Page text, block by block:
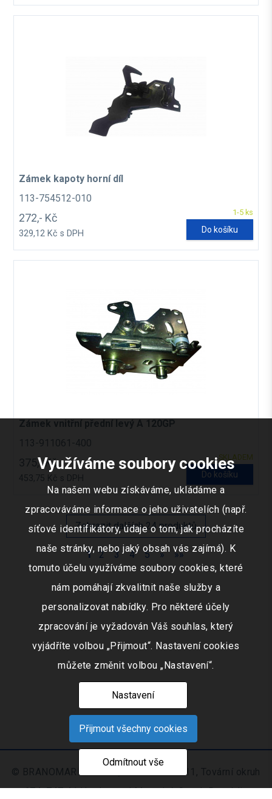
Zámek kapoty horní díl
113-754512-010
1-5 ks
272,- Kč
329,12 Kč s DPH Do košíku
Zámek vnitřní přední levý A 120GP
113-911061-400
SKLADEM
375,- Kč
453,75 Kč s DPH Do košíku
Zobrazit dalších 24 produktů
1 2 3 4 5 » »»
© BRANOMARKET s.r.o., IČO: 253 51 311, Tovární okruh
674, 747 41 Hradec nad Moravicí, Czech Republic
Využíváme soubory cookies
Na našem webu získáváme, ukládáme a
zpracováváme informace o jeho uživatelích (např.
síťové identifikátory, údaje o tom, jak procházíte
naše stránky, nebo jaký obsah vás zajímá). K
tomuto účelu využíváme soubory cookies, které
nám pomáhají zkvalitnit naše služby a
personalizovat nabídky. Pro některé účely
zpracování je vyžadován Váš souhlas, který
vyjádříte volbou „Přijmout“. Nastavení cookies
můžete změnit volbou „Nastavení“.
Nastavení
Přijmout všechny cookies
Odmítnout vše